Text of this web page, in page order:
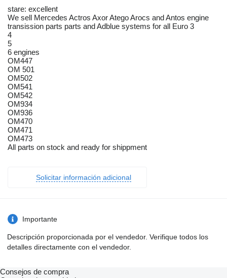
stare: excellent
We sell Mercedes Actros Axor Atego Arocs and Antos engine
transission parts parts and Adblue systems for all Euro 3
4
5
6 engines
OM447
OM 501
OM502
OM541
OM542
OM934
OM936
OM470
OM471
OM473
All parts on stock and ready for shippment
Solicitar información adicional
Importante
Descripción proporcionada por el vendedor. Verifique todos los
detalles directamente con el vendedor.
Consejos de compra